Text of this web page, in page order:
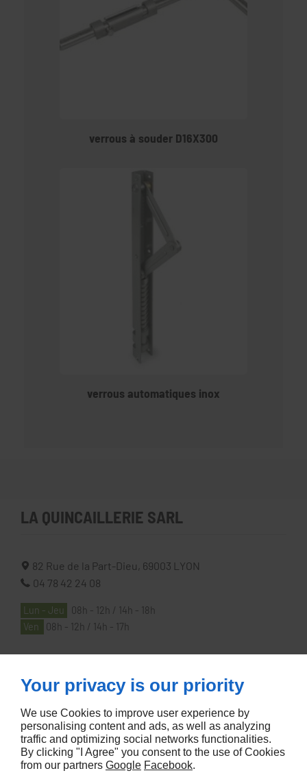
verrous à souder D16X300
verrous automatiques inox
LA QUINCAILLERIE SARL
82 Rue de la Part-Dieu, 69003
LYON
04 78 42 24 08
Lun - Jeu
08h - 12h / 14h - 18h
Ven
08h - 12h / 14h - 17h
À PROPOS
Accueil
Contactez-nous
Mentions légales
Plan du site
Your privacy is our priority
We use Cookies to improve user experience by
personalising content and ads, as well as analyzing
traffic and optimizing social networks functionalities.
By clicking "I Agree" you consent to the use of Cookies
from our partners Google Facebook.